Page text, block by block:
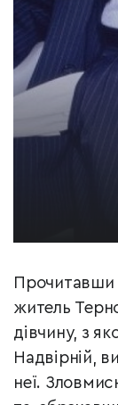
Прочитавши
житель
дівчину, з
Надвірній,
неї.